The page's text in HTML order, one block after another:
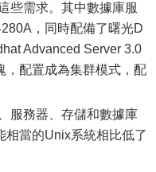
些需求。其中數據庫服
，同時配備了曙光D
Advanced Server 3.0
，配置成為集群模式，配
服務器、存儲和數據庫
相當的Unix系統相比低了